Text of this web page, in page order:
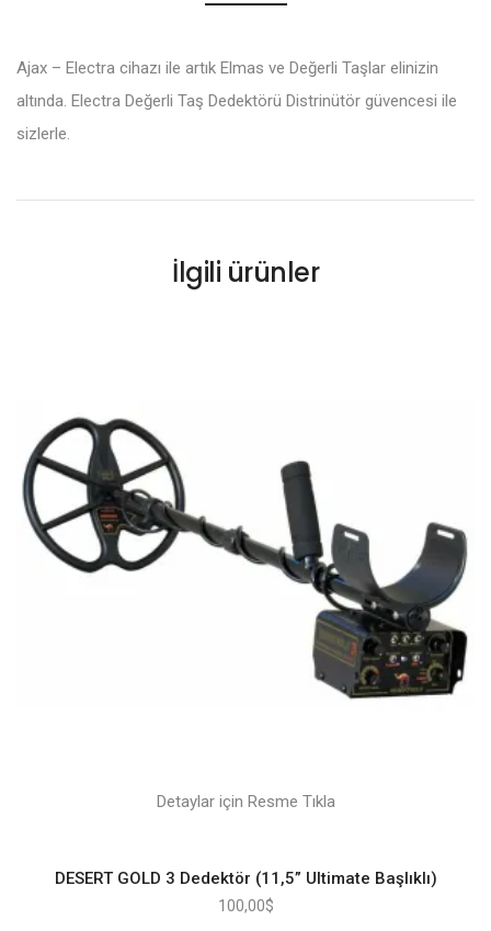
Ajax – Electra cihazı ile artık Elmas ve Değerli Taşlar elinizin
altında. Electra Değerli Taş Dedektörü Distrinütör güvencesi ile
sizlerle.
İlgili ürünler
Detaylar için Resme Tıkla
DESERT GOLD 3 Dedektör (11,5” Ultimate Başlıklı)
100,00$